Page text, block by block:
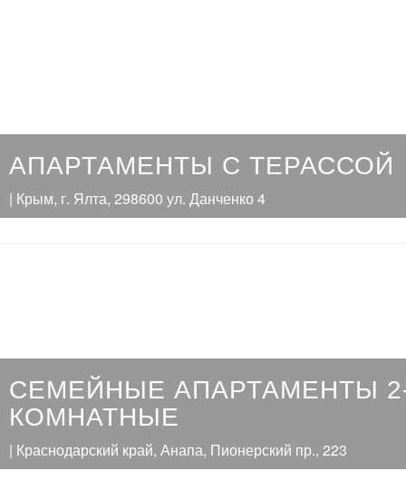
АПАРТАМЕНТЫ С ТЕРАССОЙ
| Крым, г. Ялта, 298600 ул. Данченко 4
СЕМЕЙНЫЕ АПАРТАМЕНТЫ
КОМНАТНЫЕ
| Краснодарский край, Анапа, Пионерский пр., 223